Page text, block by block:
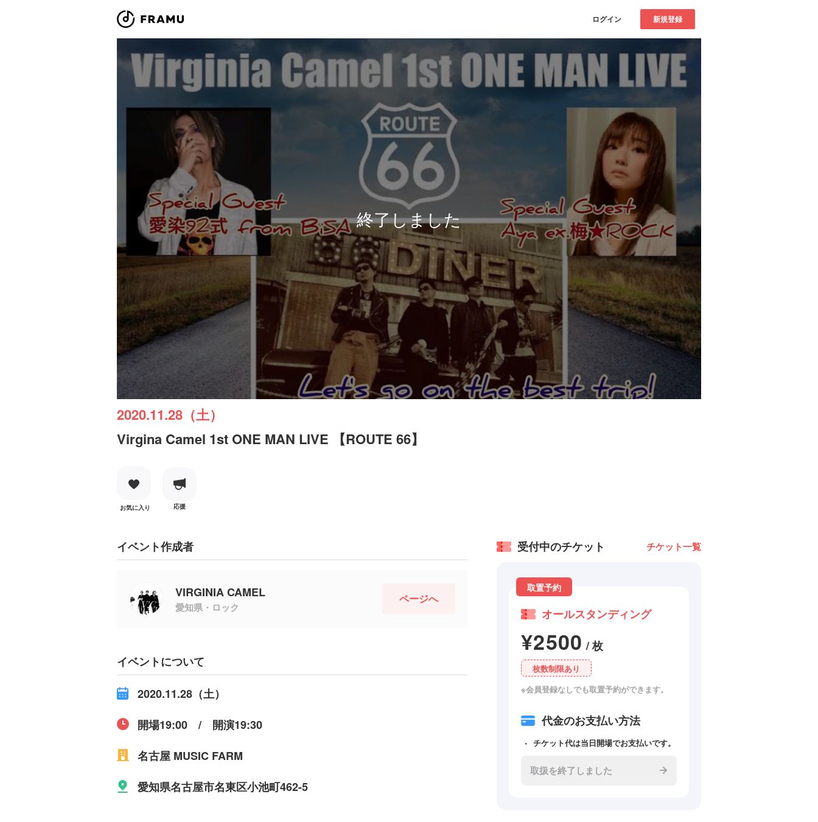
ログイン 新規登録
終了しました
2020.11.28（土）
Virgina Camel 1st ONE MAN LIVE 【ROUTE 66】
お気に入り 応援
イベント作成者
VIRGINIA CAMEL
愛知県・ロック
ページへ
イベントについて
2020.11.28（土）
開場19:00 / 開演19:30
名古屋 MUSIC FARM
愛知県名古屋市名東区小池町462-5
受付中のチケット チケット一覧
取置予約
オールスタンディング
¥2500 / 枚
枚数制限あり
※会員登録なしでも取置予約ができます。
代金のお支払い方法
チケット代は当日開場でお支払いです。
取扱を終了しました